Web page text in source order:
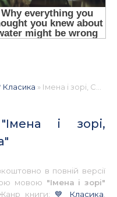
Класика » Імена і зорі, Сингаївський Микола 📚 - Українською
і зорі,
в повній версії
мовою "Імена і зорі"
Жанр книги: 💙 Класика